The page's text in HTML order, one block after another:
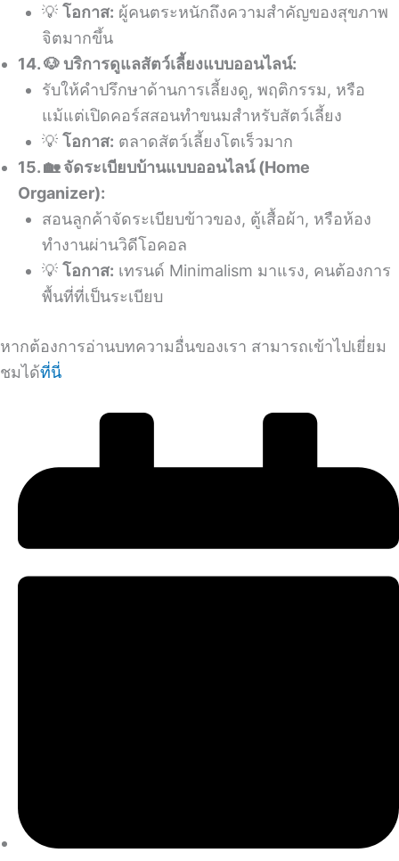
💡 โอกาส: ผู้คนตระหนักถึงความสำคัญของสุขภาพ
จิตมากขึ้น
14. 🐶 บริการดูแลสัตว์เลี้ยงแบบออนไลน์:
รับให้คำปรึกษาด้านการเลี้ยงดู, พฤติกรรม, หรือ
แม้แต่เปิดคอร์สสอนทำขนมสำหรับสัตว์เลี้ยง
💡 โอกาส: ตลาดสัตว์เลี้ยงโตเร็วมาก
15. 🏡 จัดระเบียบบ้านแบบออนไลน์ (Home
Organizer):
สอนลูกค้าจัดระเบียบข้าวของ, ตู้เสื้อผ้า, หรือห้อง
ทำงานผ่านวิดีโอคอล
💡 โอกาส: เทรนด์ Minimalism มาแรง, คนต้องการ
พื้นที่ที่เป็นระเบียบ
หากต้องการอ่านบทความอื่นของเรา สามารถเข้าไปเยี่ยม
ชมได้ที่นี่